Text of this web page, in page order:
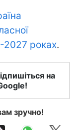
2027 роках.
на
зручно!